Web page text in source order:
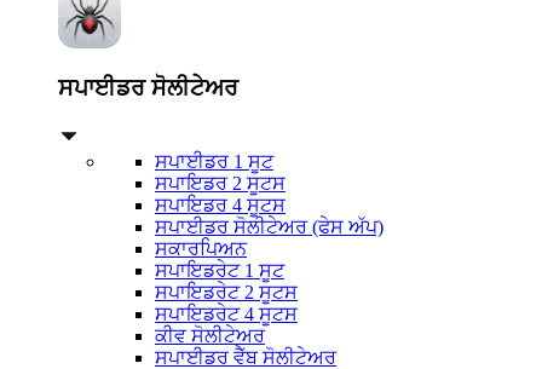
ਸਪਾਈਡਰ ਸੋਲੀਟੇਅਰ
ਸਪਾਈਡਰ 1 ਸੂਟ
ਸਪਾਇਡਰ 2 ਸੂਟਸ
ਸਪਾਇਡਰ 4 ਸੂਟਸ
ਸਪਾਈਡਰ ਸੋਲੀਟੇਅਰ (ਫੇਸ ਅੱਪ)
ਸਕਾਰਪਿਅਨ
ਸਪਾਇਡਰੇਟ 1 ਸੂਟ
ਸਪਾਇਡਰੇਟ 2 ਸੂਟਸ
ਸਪਾਇਡਰੇਟ 4 ਸੂਟਸ
ਕੀਵ ਸੋਲੀਟੇਅਰ
ਸਪਾਈਡਰ ਵੈੱਬ ਸੋਲੀਟੇਅਰ